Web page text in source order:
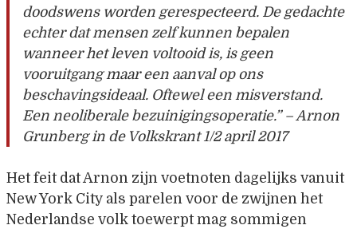
doodswens worden gerespecteerd. De gedachte
echter dat mensen zelf kunnen bepalen
wanneer het leven voltooid is, is geen
vooruitgang maar een aanval op ons
beschavingsideaal. Oftewel een misverstand.
Een neoliberale bezuinigingsoperatie.” – Arnon
Grunberg in de Volkskrant 1/2 april 2017
Het feit dat Arnon zijn voetnoten dagelijks vanuit
New York City als parelen voor de zwijnen het
Nederlandse volk toewerpt mag sommigen